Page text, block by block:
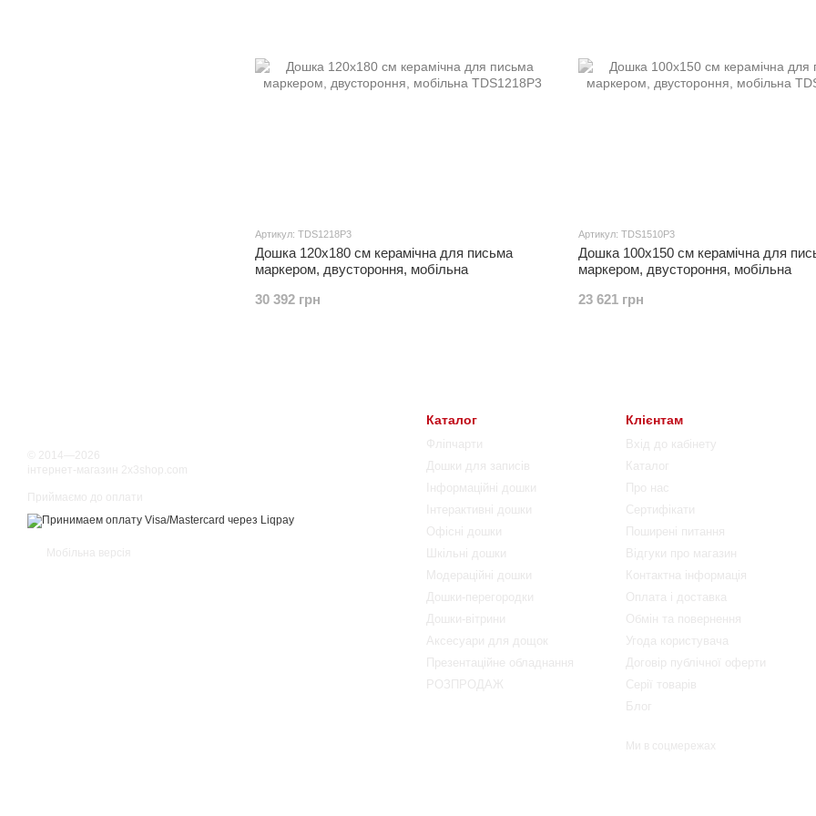
Артикул: TDS1218P3
Дошка 120x180 см керамічна для письма
маркером, двустороння, мобільна
30 392 грн
Артикул: TDS1510P3
Дошка 100x150 см керамічна для
маркером, двустороння, мобільна
23 621 грн
© 2014—2026
інтернет-магазин 2x3shop.com
Приймаємо до оплати
Мобільна версія
Каталог
Фліпчарти
Дошки для записів
Інформаційні дошки
Інтерактивні дошки
Офісні дошки
Шкільні дошки
Модераційні дошки
Дошки-перегородки
Дошки-вітрини
Аксесуари для дощок
Презентаційне обладнання
РОЗПРОДАЖ
Клієнтам
Вхід до кабінету
Каталог
Про нас
Сертифікати
Поширені питання
Відгуки про магазин
Контактна інформація
Оплата і доставка
Обмін та повернення
Угода користувача
Договір публічної оферти
Серії товарів
Блог
Ми в соцмережах